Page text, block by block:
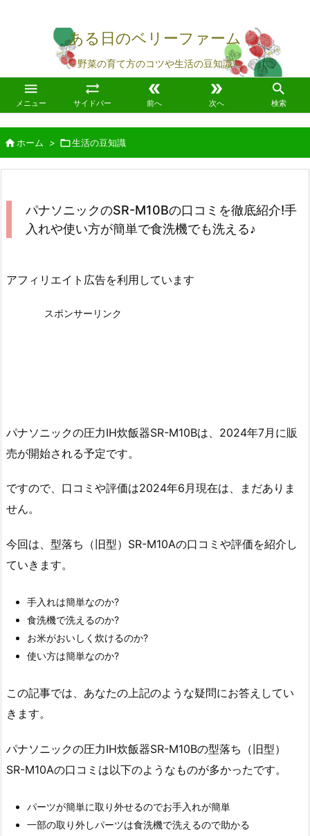
ある日のベリーファーム
～野菜の育て方のコツや生活の豆知識～

メニュー

サイドバー

前へ

次へ

検索
ホーム > 生活の豆知識
パナソニックのSR-M10Bの口コミを徹底紹介!手
入れや使い方が簡単で食洗機でも洗える♪
アフィリエイト広告を利用しています
スポンサーリンク
パナソニックの圧力IH炊飯器SR-M10Bは、2024年7月に販
売が開始される予定です。
ですので、口コミや評価は2024年6月現在は、まだありま
せん。
今回は、型落ち（旧型）SR-M10Aの口コミや評価を紹介し
ていきます。
手入れは簡単なのか?
食洗機で洗えるのか?
お米がおいしく炊けるのか?
使い方は簡単なのか?
この記事では、あなたの上記のような疑問にお答えしてい
きます。
パナソニックの圧力IH炊飯器SR-M10Bの型落ち（旧型）
SR-M10Aの口コミは以下のようなものが多かったです。
パーツが簡単に取り外せるのでお手入れが簡単
一部の取り外しパーツは食洗機で洗えるので助かる